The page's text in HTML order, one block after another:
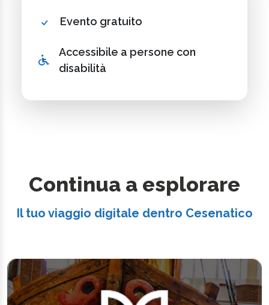
Evento gratuito
Accessibile a persone con
disabilità
Continua a esplorare
Il tuo viaggio digitale dentro Cesenatico